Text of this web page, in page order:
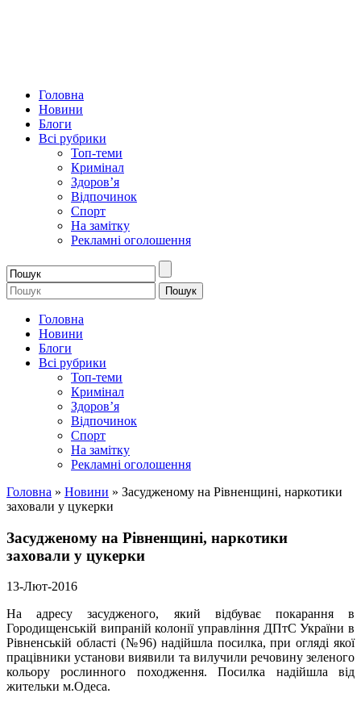
Головна
Новини
Блоги
Всі рубрики
Топ-теми
Кримінал
Здоров’я
Відпочинок
Спорт
На замітку
Рекламні оголошення
Головна
Новини
Блоги
Всі рубрики
Топ-теми
Кримінал
Здоров’я
Відпочинок
Спорт
На замітку
Рекламні оголошення
Головна » Новини » Засудженому на Рівненщині, наркотики
заховали у цукерки
Засудженому на Рівненщині, наркотики
заховали у цукерки
13-Лют-2016
На адресу засудженого, який відбуває покарання в
Городищенській випраній колонії управління ДПтС України в
Рівненській області (№96) надійшла посилка, при огляді якої
працівники установи виявили та вилучили речовину зеленого
кольору рослинного походження. Посилка надійшла від
жительки м.Одеса.